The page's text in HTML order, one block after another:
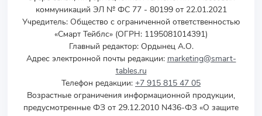
коммуникаций ЭЛ № ФС 77 - 80199 от 22.01.2021
Учредитель: Общество с ограниченной ответственностью
«Смарт Тейблс» (ОГРН: 1195081014391)
Главный редактор: Ордынец А.О.
Адрес электронной почты редакции: marketing@smart-
tables.ru
Телефон редакции: +7 915 815 47 05
Возрастные ограничения информационной продукции,
предусмотренные ФЗ от 29.12.2010 N436-ФЗ «О защите